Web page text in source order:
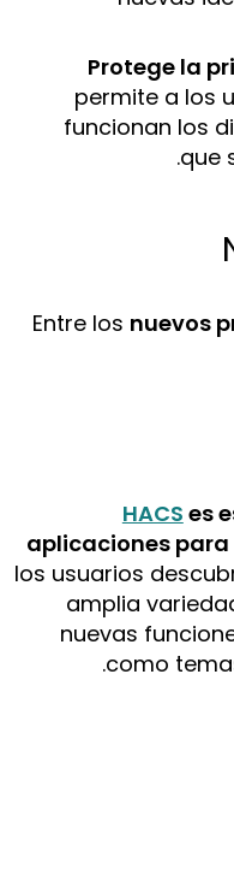
Protege la
permite a los
funcionan los
que
Entre los nuevos
HACS es
aplicaciones
los usuarios
amplia
nuevas
como